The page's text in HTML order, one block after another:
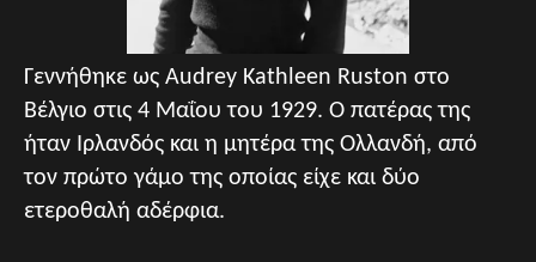
Γεννήθηκε ως Audrey Kathleen Ruston στο
Βέλγιο στις 4 Μαΐου του 1929. Ο πατέρας της
ήταν Ιρλανδός και η μητέρα της Ολλανδή, από
τον πρώτο γάμο της οποίας είχε και δύο
ετεροθαλή αδέρφια.